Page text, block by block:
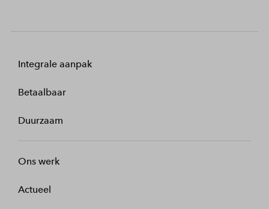
Integrale aanpak
Betaalbaar
Duurzaam
Ons werk
Actueel